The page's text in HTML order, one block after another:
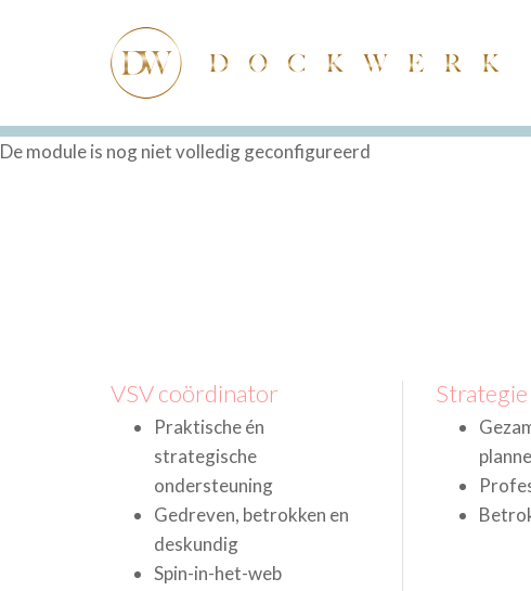
De module is nog niet volledig geconfigureerd
VSV coördinator
Praktische én
strategische
ondersteuning
Gedreven, betrokken en
deskundig
Spin-in-het-web